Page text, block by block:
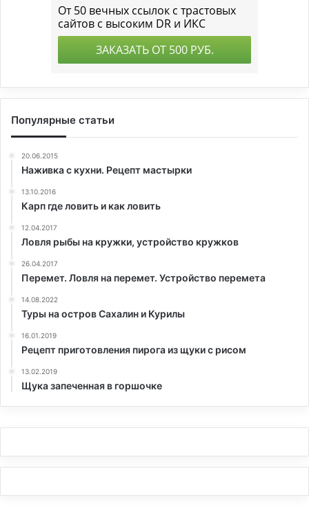
Популярные статьи
20.06.2015
Наживка с кухни. Рецепт мастырки
13.10.2016
Карп где ловить и как ловить
12.04.2017
Ловля рыбы на кружки, устройство кружков
26.04.2017
Перемет. Ловля на перемет. Устройство перемета
14.08.2022
Туры на остров Сахалин и Курилы
16.01.2019
Рецепт приготовления пирога из щуки с рисом
13.02.2019
Щука запеченная в горшочке